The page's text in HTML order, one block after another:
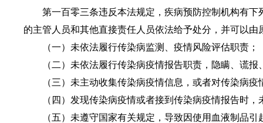
第一百零三条违反本法规定，疾病预防控制机构有下
的主管人员和其他直接责任人员依法给予处分，并可以
（一）未依法履行传染病监测、疫情风险评估职责；
（二）未依法履行传染病疫情报告职责，隐瞒、谎报
（三）未主动收集传染病疫情信息，或者对传染病疫
（四）发现传染病疫情或者接到传染病疫情报告时，
（五）未遵守国家有关规定，导致因使用血液制品引